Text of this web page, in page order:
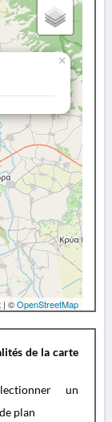
×
| ©OpenStreetMap
de la carte
un
plan